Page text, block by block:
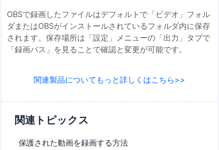
OBSで録画したファイルはデフォルトで「ビデオ」フォル
ダまたはOBSがインストールされているフォルダ内に保存
されます。保存場所は「設定」メニューの「出力」タブで
「録画パス」を見ることで確認と変更が可能です。
関連製品についてもっと詳しくはこちら>>
関連トピックス
保護された動画を録画する方法